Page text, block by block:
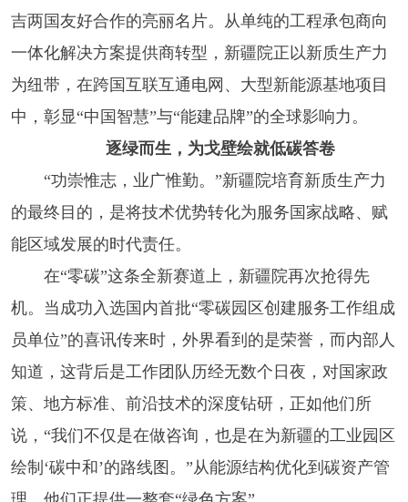
吉两国友好合作的亮丽名片。从单纯的工程承包商向
一体化解决方案提供商转型，新疆院正以新质生产力
为纽带，在跨国互联互通电网、大型新能源基地项目
中，彰显“中国智慧”与“能建品牌”的全球影响力。
逐绿而生，为戈壁绘就低碳答卷
“功崇惟志，业广惟勤。”新疆院培育新质生产力
的最终目的，是将技术优势转化为服务国家战略、赋
能区域发展的时代责任。
在“零碳”这条全新赛道上，新疆院再次抢得先
机。当成功入选国内首批“零碳园区创建服务工作组成
员单位”的喜讯传来时，外界看到的是荣誉，而内部人
知道，这背后是工作团队历经无数个日夜，对国家政
策、地方标准、前沿技术的深度钻研，正如他们所
说，“我们不仅是在做咨询，也是在为新疆的工业园区
绘制‘碳中和’的路线图。”从能源结构优化到碳资产管